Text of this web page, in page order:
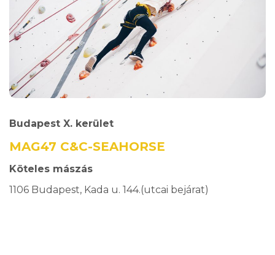
Budapest X. kerület
MAG47 C&C-SEAHORSE
Köteles mászás
1106 Budapest, Kada u. 144.(utcai bejárat)